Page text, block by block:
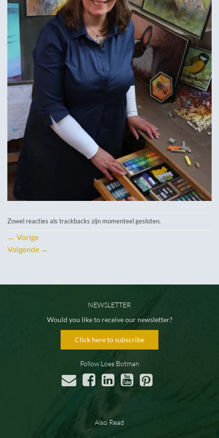
Zowel reacties als trackbacks zijn momenteel gesloten.
← Vorige
Volgende →
NEWSLETTER
Would you like to receive our newsletter?
Click here to subscribe
Follow Loes Botman
Also Read